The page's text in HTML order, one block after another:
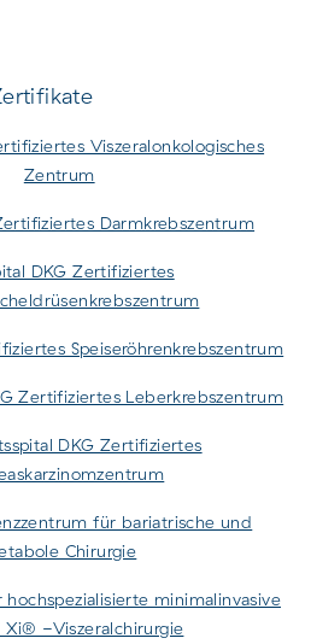
Viszeralonkologisches
Zentrum
Darmkrebszentrum
DKG Zertifiziertes
Speiseröhrenkrebszentrum
Zertifiziertes Leberkrebszentrum
DKG Zertifiziertes
für bariatrische und
Chirurgie
minimalinvasive
Xi® -Viszeralchirurgie